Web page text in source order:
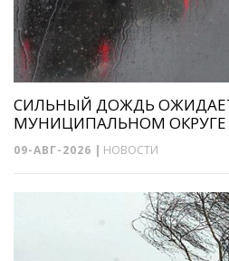
СИЛЬНЫЙ ДОЖДЬ
МУНИЦИПАЛЬНОМ ОКРУГЕ
09-АВГ-2026 | НОВОСТИ